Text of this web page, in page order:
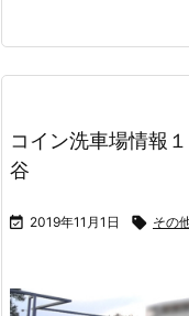
コイン洗車場情報
谷
 2019年11月1日  その